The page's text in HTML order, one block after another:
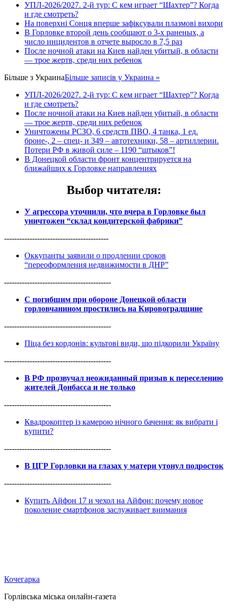
УПЛ-2026/2027. 2-й тур: С кем играет “Шахтер”? Когда
и где смотреть?
На поверхні Сонця вперше зафіксували плазмові вихори
В Горловке второй день сообщают о 3-х раненых, а
число инцидентов в отчете выросло в 7,5 раз
После ночной атаки на Киев найден убитый, в области
— трое жертв, среди них ребенок
Більше з УкраинаБільше записів у Украина »
УПЛ-2026/2027. 2-й тур: С кем играет “Шахтер”? Когда
и где смотреть?
После ночной атаки на Киев найден убитый, в области
— трое жертв, среди них ребенок
Уничтожены РСЗО, 6 средств ПВО, 4 танка, 1 ед.
броне-, 2 – спец- и 349 – автотехники, 58 – артиллерии.
Потери РФ в живой силе – 1190 “штыков”!
В Донецкой области фронт концентрируется на
ближайших к Горловке направлениях
Выбор читателя:
У агрессора уточнили, что вчера в Горловке был
уничтожен “склад кондитерской фабрики”
-----------------------------------------
Оккупанты заявили о продлении сроков
“переоформления недвижимости в ДНР”
------------------------------------------
С погибшим при обороне Донецкой области
горловчанином простились на Кировоградщине
------------------------------------------
Піца без кордонів: культові види, що підкорили Україну
------------------------------------------
В РФ прозвучал неожиданный призыв к переселению
жителей Донбасса и не только
------------------------------------------
Квадрокоптер із камерою нічного бачення: як вибрати і
купити?
------------------------------------------
В ЦГР Горловки на глазах у матери утонул подросток
------------------------------------------
Купить Айфон 17 и чехол на Айфон: почему новое
поколение смартфонов заслуживает внимания
Кочегарка
Горлівська міська онлайн-газета